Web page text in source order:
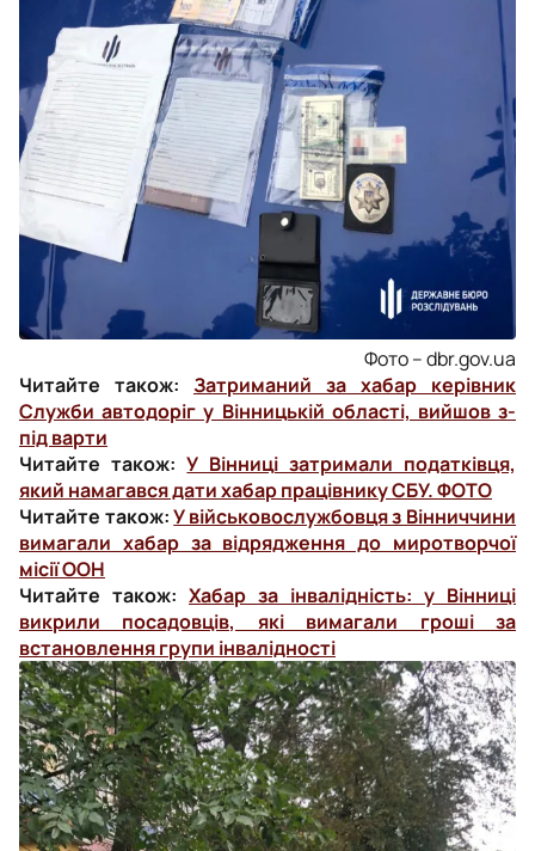
Фото – dbr.gov.ua
Читайте також: Затриманий за хабар керівник
Служби автодоріг у Вінницькій області, вийшов з-
під варти
Читайте також: У Вінниці затримали податківця,
який намагався дати хабар працівнику СБУ. ФОТО
Читайте також:У військовослужбовця з Вінниччини
вимагали хабар за відрядження до миротворчої
місії ООН
Читайте також: Хабар за інвалідність: у Вінниці
викрили посадовців, які вимагали гроші за
встановлення групи інвалідності